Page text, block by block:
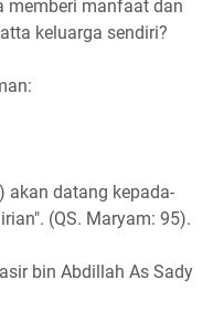
memberi manfaat dan
keluarga sendiri?
akan datang kepada-
(QS. Maryam: 95).
bin Abdillah As Sady